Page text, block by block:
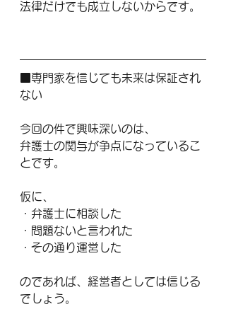
法律だけでも成立しないからです。
■専門家を信じても未来は保証され
ない
今回の件で興味深いのは、
弁護士の関与が争点になっているこ
とです。
仮に、
・弁護士に相談した
・問題ないと言われた
・その通り運営した
のであれば、経営者としては信じる
でしょう。